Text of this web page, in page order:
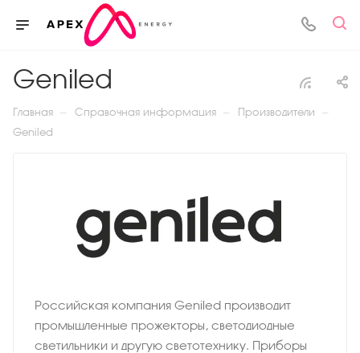
Geniled
Главная — Справочная информация — Производители —
Geniled
Российская компания Geniled производит
промышленные прожекторы, светодиодные
светильники и другую светотехнику. Приборы